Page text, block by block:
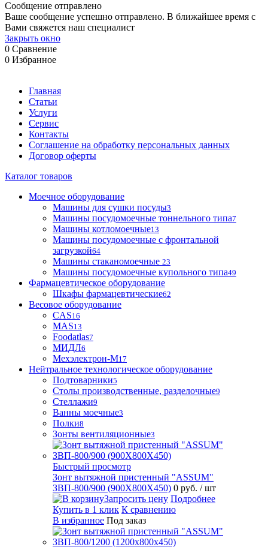
Сообщение отправлено
Ваше сообщение успешно отправлено. В ближайшее время с
Вами свяжется наш специалист
Закрыть окно
0 Сравнение
0 Избранное
Главная
Статьи
Услуги
Сервис
Контакты
Соглашение на обработку персональных данных
Договор оферты
Каталог товаров
Моечное оборудование
Машины для сушки посуды3
Машины посудомоечные тоннельного типа7
Машины котломоечные13
Машины посудомоечные с фронтальной
загрузкой64
Машины стаканомоечные 23
Машины посудомоечные купольного типа49
Фармацевтическое оборудование
Шкафы фармацевтические62
Весовое оборудование
CAS16
MAS13
Foodatlas7
МИДЛ6
Мехэлектрон-М17
Нейтральное технологическое оборудование
Подтоварники5
Столы производственные, разделочные9
Стеллажи9
Ванны моечные3
Полки8
Зонты вентиляционные3
Быстрый просмотр
Зонт вытяжной пристенный "ASSUM"
ЗВП-800/900 (900Х800Х450) 0 руб. / шт
Запросить цену Подробнее
Купить в 1 клик К сравнению
В избранное Под заказ